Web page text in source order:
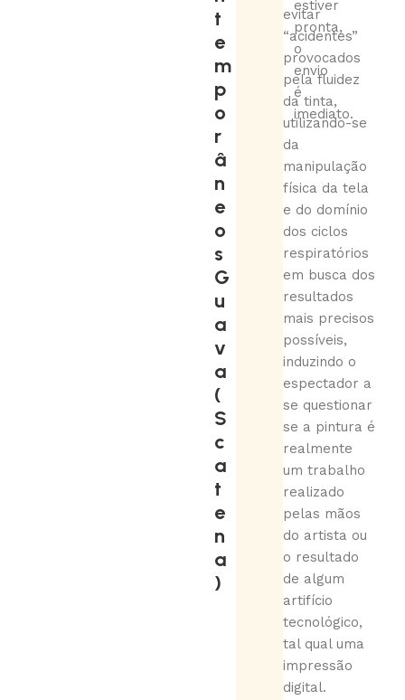
t
e
m
p
o
r
â
n
e
o
s
G
u
a
v
a
(
S
c
a
t
e
n
a
)
estiver
pronta,
o
envio
é
imediato.
evitar
“acidentes”
provocados
pela fluidez
da tinta,
utilizando-se
da
manipulação
física da tela
e do domínio
dos ciclos
respiratórios
em busca dos
resultados
mais precisos
possíveis,
induzindo o
espectador a
se questionar
se a pintura é
realmente
um trabalho
realizado
pelas mãos
do artista ou
o resultado
de algum
artifício
tecnológico,
tal qual uma
impressão
digital.